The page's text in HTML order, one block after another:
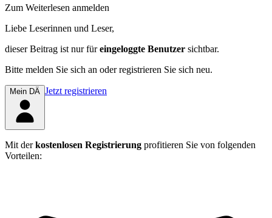
Zum Weiterlesen anmelden
Liebe Leserinnen und Leser,
dieser Beitrag ist nur füreingeloggte Benutzer sichtbar.
Bitte melden Sie sich an oder registrieren Sie sich neu.
Mein DÄ Jetzt registrieren
Mit derkostenlosen Registrierung profitieren Sie von folgenden
Vorteilen: